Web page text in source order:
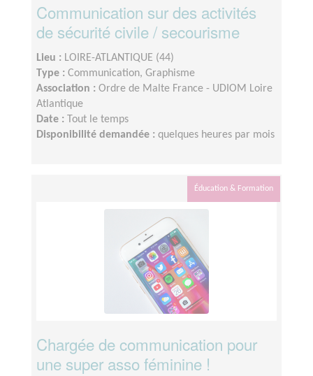
Communication sur des activités
de sécurité civile / secourisme
Lieu : LOIRE-ATLANTIQUE (44)
Type : Communication, Graphisme
Association : Ordre de Malte France - UDIOM Loire
Atlantique
Date :
Tout le temps
Disponibilité demandée : quelques heures par mois
Éducation & Formation
Chargée de communication pour
une super asso féminine !